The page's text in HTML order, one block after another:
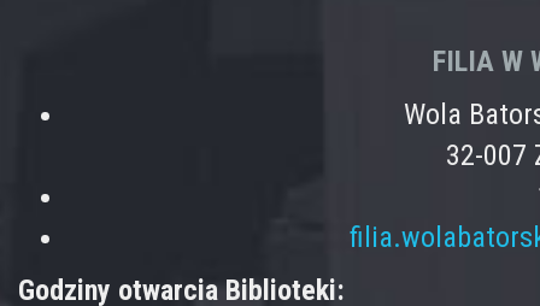
FILIA W
Wola
32-007
Godziny otwarcia Biblioteki: